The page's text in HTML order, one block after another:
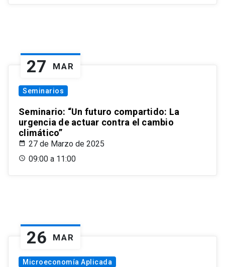
27 MAR
Seminarios
Seminario: “Un futuro compartido: La
urgencia de actuar contra el cambio
climático”
27 de Marzo de 2025
09:00 a 11:00
26 MAR
Microeconomía Aplicada